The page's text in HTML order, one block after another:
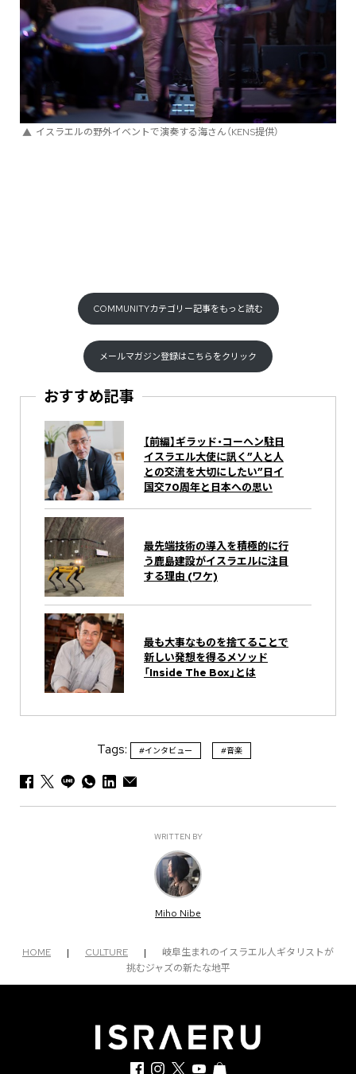
イスラエルの野外イベントで演奏する海さん（KENS提供）
COMMUNITYカテゴリー記事をもっと読む
メールマガジン登録はこちらをクリック
おすすめ記事
【前編】ギラッド・コーヘン駐日
イスラエル大使に訊く”人と人
との交流を大切にしたい”日イ
国交70周年と日本への思い
最先端技術の導入を積極的に行
う鹿島建設がイスラエルに注目
する理由 (ワケ)
最も大事なものを捨てることで
新しい発想を得るメソッド
「Inside The Box」とは
Tags: #インタビュー #音楽
WRITTEN BY
Miho Nibe
HOME | CULTURE |
岐阜生まれのイスラエル人ギタリストが
挑むジャズの新たな地平